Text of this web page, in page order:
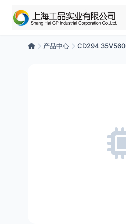
产品中心 CD294